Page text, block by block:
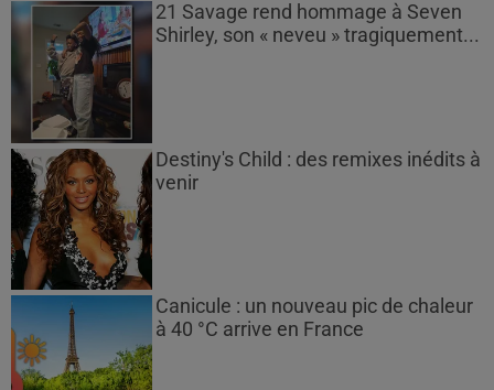
21 Savage rend hommage à Seven
Shirley, son « neveu » tragiquement...
Destiny's Child : des remixes inédits à
venir
Canicule : un nouveau pic de chaleur
à 40 °C arrive en France